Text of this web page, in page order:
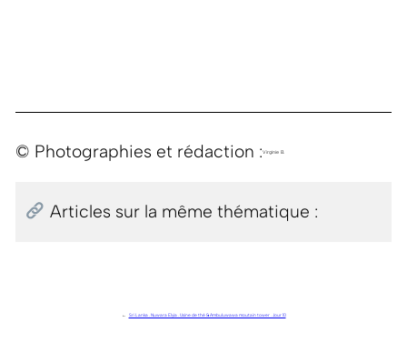
© Photographies et rédaction :Virginie B.
Articles sur la même thématique :
← Sri Lanka . Nuwara Elyia . Usine de thé & Ambuluwawa moutain tower . Jour 10